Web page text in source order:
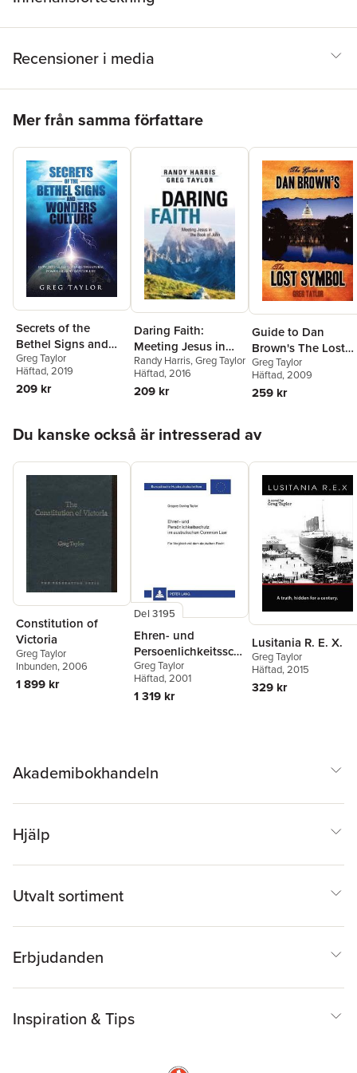
Recensioner i media
Mer från samma författare
Secrets of the
Bethel Signs and
Wonders Culture
Greg Taylor
Häftad, 2019
209 kr
Daring Faith:
Meeting Jesus in
the Book of John
Randy Harris,Greg Taylor
Häftad, 2016
209 kr
Guide to Dan
Brown's The Lost
Symbol
Greg Taylor
Häftad, 2009
259 kr
Du kanske också är intresserad av
Constitution of
Victoria
Greg Taylor
Inbunden, 2006
1 899 kr
Del 3195
Ehren- und
Persoenlichkeitssch
utz im australischen
Common Law
Greg Taylor
Häftad, 2001
1 319 kr
Lusitania R. E. X.
Greg Taylor
Häftad, 2015
329 kr
Akademibokhandeln
Hjälp
Utvalt sortiment
Erbjudanden
Inspiration & Tips